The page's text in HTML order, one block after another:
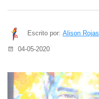
Escrito por: Alison Rojas
04-05-2020